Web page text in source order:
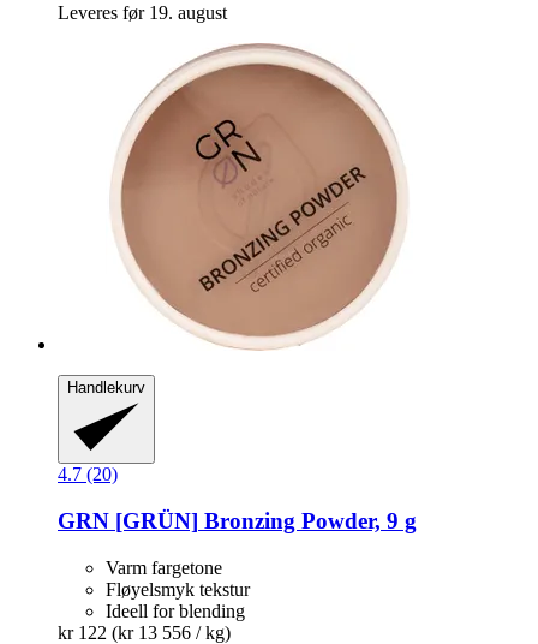
Leveres før 19. august
Handlekurv
4.7 (20)
GRN [GRÜN] Bronzing Powder, 9 g
Varm fargetone
Fløyelsmyk tekstur
Ideell for blending
kr 122 (kr 13 556 / kg)